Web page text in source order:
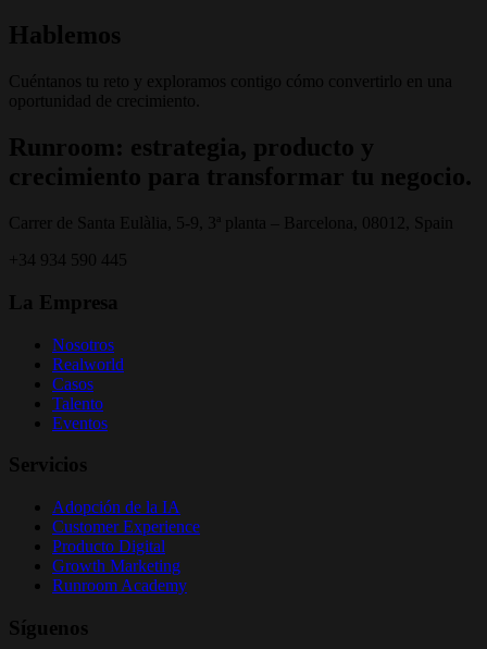
Hablemos
Cuéntanos tu reto y exploramos contigo cómo convertirlo en una
oportunidad de crecimiento.
Runroom: estrategia, producto y
crecimiento para transformar tu negocio.
Carrer de Santa Eulàlia, 5-9, 3ª planta – Barcelona, 08012, Spain
+34 934 590 445
La Empresa
Nosotros
Realworld
Casos
Talento
Eventos
Servicios
Adopción de la IA
Customer Experience
Producto Digital
Growth Marketing
Runroom Academy
Síguenos